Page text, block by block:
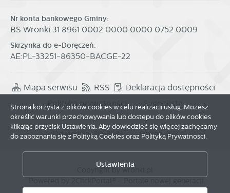
Nr konta bankowego Gminy:
BS Wronki 31 8961 0002 0000 0000 0752 0009
Skrzynka do e-Doręczeń:
AE:PL-33251-86350-BACGE-22
Mapa serwisu RSS
Deklaracja dostępności
Polityka prywatności
Sygnalista
Odwiedzin: 3868983 Online: 227
Strona korzysta z plików cookies w celu realizacji usług. Możesz
określić warunki przechowywania lub dostępu do plików cookies
klikając przycisk Ustawienia. Aby dowiedzieć się więcej zachęcamy
do zapoznania się z Polityką Cookies oraz Polityką Prywatności.
Ustawienia
Zezwól na wszystkie